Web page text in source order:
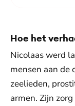
Hoe het
Nicolaas werd
mensen aan de
zeelieden,
armen. Zijn